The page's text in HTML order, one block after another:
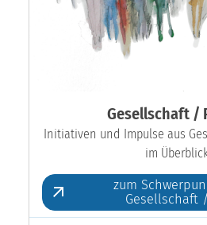
Gesellschaft /
Initiativen und Impulse aus
im
zum
Gesellschaft